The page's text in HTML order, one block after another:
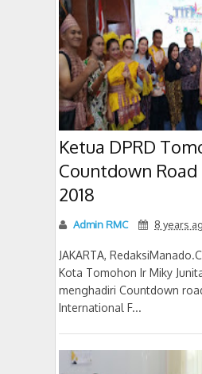
Ketua DPRD
Countdown Road
2018
Admin RMC 8 years
JAKARTA,
Kota Tomohon Ir Miky
menghadiri Countdown
International F...